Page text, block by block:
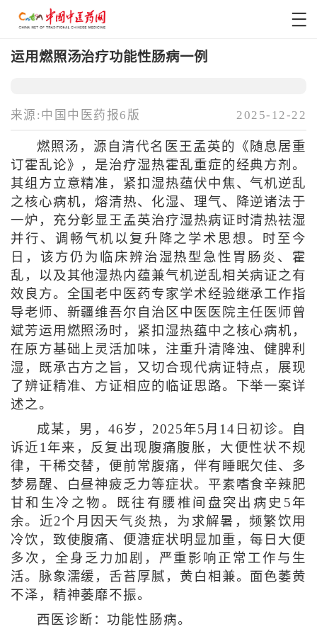
运用燃照汤治疗功能性肠病一例
来源:中国中医药报6版 2025-12-22
燃照汤，源自清代名医王孟英的《随息居重
订霍乱论》，是治疗湿热霍乱重症的经典方剂。
其组方立意精准，紧扣湿热蕴伏中焦、气机逆乱
之核心病机，熔清热、化湿、理气、降逆诸法于
一炉，充分彰显王孟英治疗湿热病证时清热祛湿
并行、调畅气机以复升降之学术思想。时至今
日，该方仍为临床辨治湿热型急性胃肠炎、霍
乱，以及其他湿热内蕴兼气机逆乱相关病证之有
效良方。全国老中医药专家学术经验继承工作指
导老师、新疆维吾尔自治区中医医院主任医师曾
斌芳运用燃照汤时，紧扣湿热蕴中之核心病机，
在原方基础上灵活加味，注重升清降浊、健脾利
湿，既承古方之旨，又切合现代病证特点，展现
了辨证精准、方证相应的临证思路。下举一案详
述之。
成某，男，46岁，2025年5月14日初诊。自
诉近1年来，反复出现腹痛腹胀，大便性状不规
律，干稀交替，便前常腹痛，伴有睡眠欠佳、多
梦易醒、白昼神疲乏力等症状。平素嗜食辛辣肥
甘和生冷之物。既往有腰椎间盘突出病史5年
余。近2个月因天气炎热，为求解暑，频繁饮用
冷饮，致使腹痛、便溏症状明显加重，每日大便
多次，全身乏力加剧，严重影响正常工作与生
活。脉象濡缓，舌苔厚腻，黄白相兼。面色萎黄
不泽，精神萎靡不振。
西医诊断：功能性肠病。